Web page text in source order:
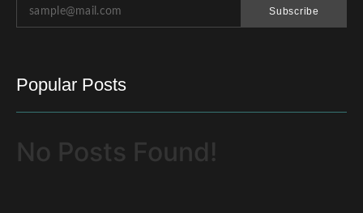
Subscribe
Popular Posts
No Posts Found!